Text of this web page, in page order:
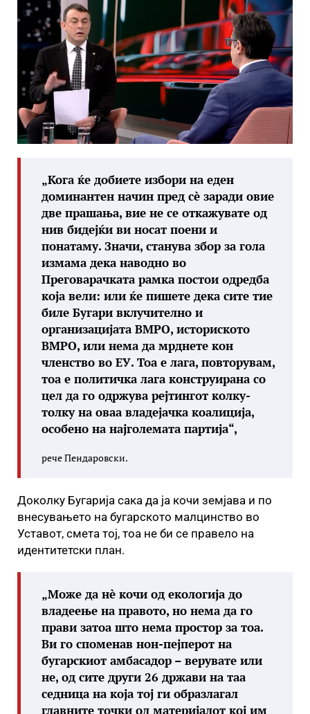
„Кога ќе добиете избори на еден
доминантен начин пред сè заради овие
две прашања, вие не се откажувате од
нив бидејќи ви носат поени и
понатаму. Значи, станува збор за гола
измама дека наводно во
Преговарачката рамка постои одредба
која вели: или ќе пишете дека сите тие
биле Бугари вклучително и
организацијата ВМРО, историското
ВМРО, или нема да мрднете кон
членство во ЕУ. Тоа е лага, повторувам,
тоа е политичка лага конструирана со
цел да го одржува рејтингот колку-
толку на оваа владејачка коалиција,
особено на најголемата партија“,
рече Пендаровски.
Доколку Бугарија сака да ја кочи земјава и по
внесувањето на бугарското малцинство во
Уставот, смета тој, тоа не би се правело на
идентитетски план.
„Може да нè кочи од екологија до
владеење на правото, но нема да го
прави затоа што нема простор за тоа.
Ви го споменав нон-пејперот на
бугарскиот амбасадор – верувате или
не, од сите други 26 држави на таа
седница на која тој ги образлагал
главните точки од материјалот кој им